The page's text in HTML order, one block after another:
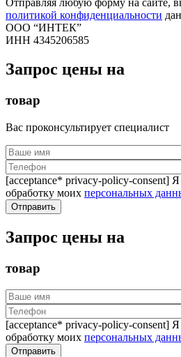
политикой конфиденциальности
ООО “ИНТЕК”
ИНН 4345206585
Запрос цены на
товар
Вас проконсультирует специалист
[acceptance* privacy-policy-consent]
обработку моих персональных
Запрос цены на
товар
[acceptance* privacy-policy-consent]
обработку моих персональных